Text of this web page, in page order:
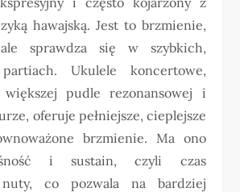
hawajską. Jest to brzmienie,
sprawdza się w szybkich,
Ukulele koncertowe,
pudle rezonansowej i
oferuje pełniejsze, cieplejsze
brzmienie. Ma ono
i sustain, czyli czas
nuty, co pozwala na bardziej